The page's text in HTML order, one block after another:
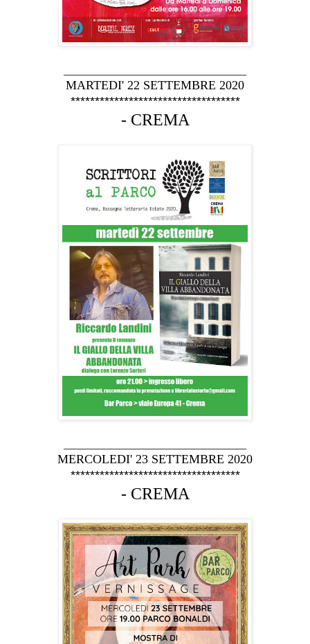
MARTEDI' 22 SETTEMBRE 2020
***********************************
- CREMA
MERCOLEDI' 23 SETTEMBRE 2020
***********************************
- CREMA